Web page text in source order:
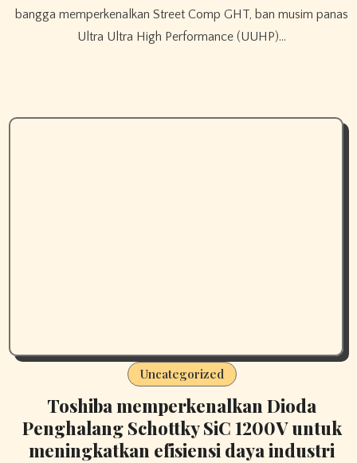
bangga memperkenalkan Street Comp GHT, ban musim panas
Ultra Ultra High Performance (UUHP)…
Uncategorized
Toshiba memperkenalkan Dioda
Penghalang Schottky SiC 1200V untuk
meningkatkan efisiensi daya industri